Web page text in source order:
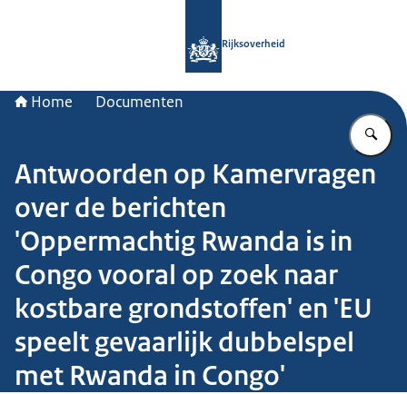
Rijksoverheid
Home Documenten
Antwoorden op Kamervragen
over de berichten
'Oppermachtig Rwanda is in
Congo vooral op zoek naar
kostbare grondstoffen' en 'EU
speelt gevaarlijk dubbelspel
met Rwanda in Congo'